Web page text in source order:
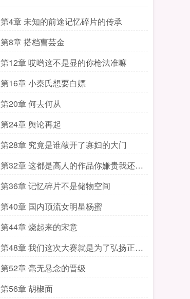
第4章 未知的前途记忆碎片的传承
第8章 搭档曹芸金
第12章 哎哟这不是显的你枪法准嘛
第16章 小秦氏想要白嫖
第20章 何去何从
第24章 舆论再起
第28章 究竟是谁敲开了寡妇的大门
第32章 这都是高人的作品你嫌贵我还嫌
贵呢
第36章 记忆碎片不是储物空间
第40章 国内顶流女明星杨蜜
第44章 烧起来的宋意
第48章 我们这次大赛就是为了弘扬正能
量
第52章 毫无悬念的晋级
第56章 胡椒面